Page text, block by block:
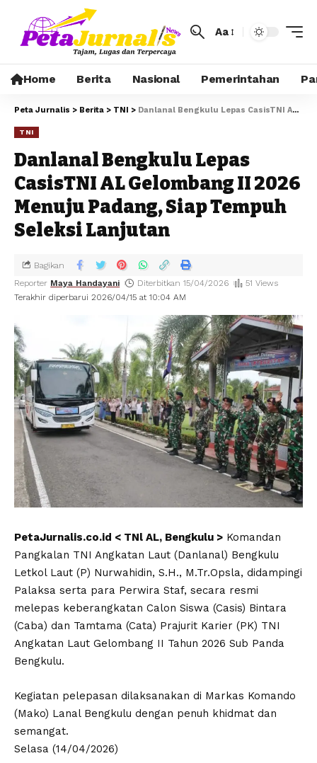
Aa
Home Berita Nasional Pemerintahan
Peta Jurnalis > Berita > TNI > Danlanal Bengkulu Lepas CasisTNI AL Gelombang II 2026 Menuju Padang, Siap Tempuh Seleksi Lanjutan
TNI
Danlanal Bengkulu Lepas
CasisTNI AL Gelombang II 2026
Menuju Padang, Siap Tempuh
Seleksi Lanjutan
Terakhir diperbarui 2026/04/15 at 10:04 AM
Reporter Maya Handayani Diterbitkan 15/04/2026 51 Views
Bagikan
PetaJurnalis.co.id < TNl AL, Bengkulu > Komandan
Pangkalan TNI Angkatan Laut (Danlanal) Bengkulu
Letkol Laut (P) Nurwahidin, S.H., M.Tr.Opsla, didampingi
Palaksa serta para Perwira Staf, secara resmi
melepas keberangkatan Calon Siswa (Casis) Bintara
(Caba) dan Tamtama (Cata) Prajurit Karier (PK) TNI
Angkatan Laut Gelombang II Tahun 2026 Sub Panda
Bengkulu.
Kegiatan pelepasan dilaksanakan di Markas Komando
(Mako) Lanal Bengkulu dengan penuh khidmat dan
semangat.
Selasa (14/04/2026)